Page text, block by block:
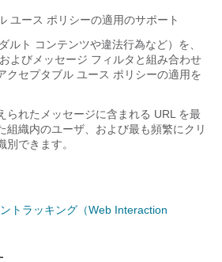
ユース ポリシーの適用のサポート
ルト コンテンツや違法行為など）を、
よびメッセージ フィルタと組み合わせ
クセプタブル ユース ポリシーの適用を
られたメッセージに含まれる URL を最
組織内のユーザ、および最も頻繁にクリ
別できます。
トラッキング（Web Interaction